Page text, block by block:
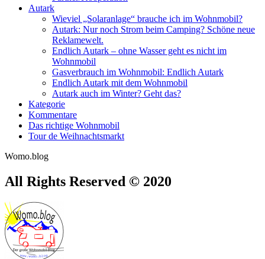
Autark
Wieviel „Solaranlage“ brauche ich im Wohnmobil?
Autark: Nur noch Strom beim Camping? Schöne neue
Reklamewelt.
Endlich Autark – ohne Wasser geht es nicht im
Wohnmobil
Gasverbrauch im Wohnmobil: Endlich Autark
Endlich Autark mit dem Wohnmobil
Autark auch im Winter? Geht das?
Kategorie
Kommentare
Das richtige Wohnmobil
Tour de Weihnachtsmarkt
Womo.blog
All Rights Reserved © 2020